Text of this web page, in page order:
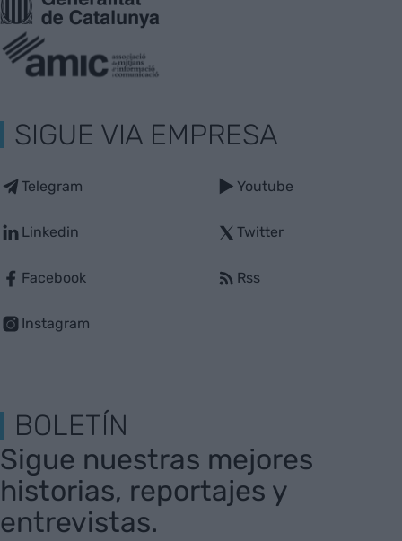
SIGUE VIA EMPRESA
Telegram
Linkedin
Facebook
Instagram
Youtube
Twitter
Rss
BOLETÍN
Sigue nuestras mejores
historias, reportajes y
entrevistas.